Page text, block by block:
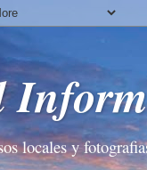
locales y